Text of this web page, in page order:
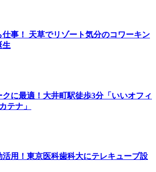
仕事！ 天草でリゾート気分のコワーキン
生
クに最適！大井町駅徒歩3分「いいオフィ
テナ」
活用！東京医科歯科大にテレキューブ設